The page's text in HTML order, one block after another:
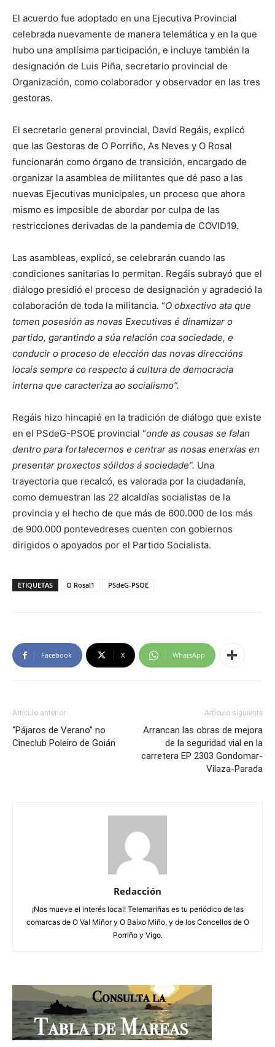
El acuerdo fue adoptado en una Ejecutiva Provincial
celebrada nuevamente de manera telemática y en la que
hubo una amplísima participación, e incluye también la
designación de Luis Piña, secretario provincial de
Organización, como colaborador y observador en las tres
gestoras.
El secretario general provincial, David Regáis, explicó
que las Gestoras de O Porriño, As Neves y O Rosal
funcionarán como órgano de transición, encargado de
organizar la asamblea de militantes que dé paso a las
nuevas Ejecutivas municipales, un proceso que ahora
mismo es imposible de abordar por culpa de las
restricciones derivadas de la pandemia de COVID19.
Las asambleas, explicó, se celebrarán cuando las
condiciones sanitarias lo permitan. Regáis subrayó que el
diálogo presidió el proceso de designación y agradeció la
colaboración de toda la militancia. “O obxectivo ata que
tomen posesión as novas Executivas é dinamizar o
partido, garantindo a súa relación coa sociedade, e
conducir o proceso de elección das novas direccións
locais sempre co respecto á cultura de democracia
interna que caracteriza ao socialismo”.
Regáis hizo hincapié en la tradición de diálogo que existe
en el PSdeG-PSOE provincial “onde as cousas se falan
dentro para fortalecernos e centrar as nosas enerxías en
presentar proxectos sólidos á sociedade”. Una
trayectoria que recalcó, es valorada por la ciudadanía,
como demuestran las 22 alcaldías socialistas de la
provincia y el hecho de que más de 600.000 de los más
de 900.000 pontevedreses cuenten con gobiernos
dirigidos o apoyados por el Partido Socialista.
ETIQUETAS O Rosal1 PSdeG-PSOE
Facebook X WhatsApp
Artículo anterior
“Pájaros de Verano” no
Cineclub Poleiro de Goián
Artículo siguiente
Arrancan las obras de mejora
de la seguridad vial en la
carretera EP 2303 Gondomar-
Vilaza-Parada
Redacción
¡Nos mueve el interés local! Telemariñas es tu periódico de las
comarcas de O Val Miñor y O Baixo Miño, y de los Concellos de O
Porriño y Vigo.